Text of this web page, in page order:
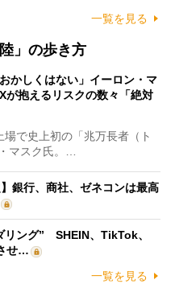
一覧を見る
」の歩き方
かしくはない」イーロン・マ
が抱えるリスクの数々「絶対
で史上初の「兆万長者（ト
マスク氏。…
銀行、商社、ゼネコンは最高
リング” SHEIN、TikTok、
せ…
一覧を見る